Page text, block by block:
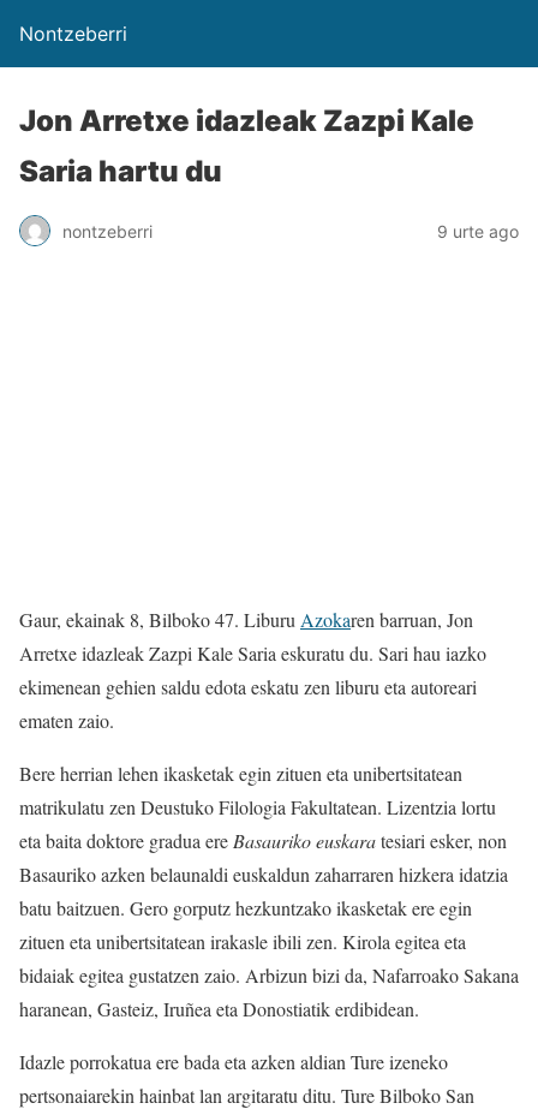
Nontzeberri
Jon Arretxe idazleak Zazpi Kale
Saria hartu du
nontzeberri 9 urte ago
Gaur, ekainak 8, Bilboko 47. LiburuAzokaren barruan, Jon
Arretxe idazleak Zazpi Kale Saria eskuratu du. Sari hau iazko
ekimenean gehien saldu edota eskatu zen liburu eta autoreari
ematen zaio.
Bere herrian lehen ikasketak egin zituen eta unibertsitatean
matrikulatu zen Deustuko Filologia Fakultatean. Lizentzia lortu
eta baita doktore gradua ereBasauriko euskaratesiari esker, non
Basauriko azken belaunaldi euskaldun zaharraren hizkera idatzia
batu baitzuen. Gero gorputz hezkuntzako ikasketak ere egin
zituen eta unibertsitatean irakasle ibili zen. Kirola egitea eta
bidaiak egitea gustatzen zaio. Arbizun bizi da, Nafarroako Sakana
haranean, Gasteiz, Iruñea eta Donostiatik erdibidean.
Idazle porrokatua ere bada eta azken aldian Ture izeneko
pertsonaiarekin hainbat lan argitaratu ditu. Ture Bilboko San